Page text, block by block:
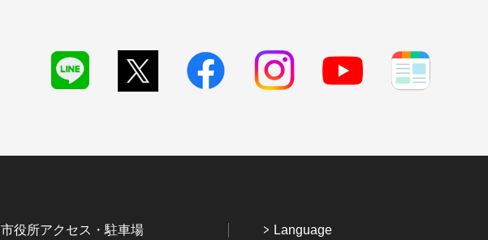
市役所アクセス・駐車場 Language